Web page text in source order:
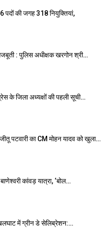
पदों की जगह 318 नियुक्तियां,
: पुलिस अधीक्षक खरगोन श्री…
के जिला अध्यक्षों की पहली सूची…
पटवारी का CM मोहन यादव को खुला…
कांवड़ यात्रा, ‘बोल…
में ग्रीन डे सेलिब्रेशन:…